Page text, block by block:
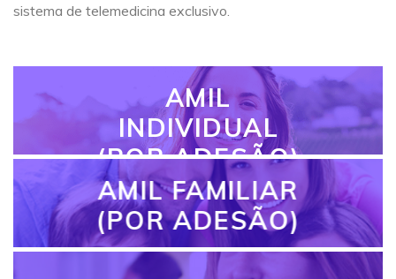
sistema de telemedicina exclusivo.
AMIL
INDIVIDUAL
(POR ADESÃO)
AMIL FAMILIAR
(POR ADESÃO)